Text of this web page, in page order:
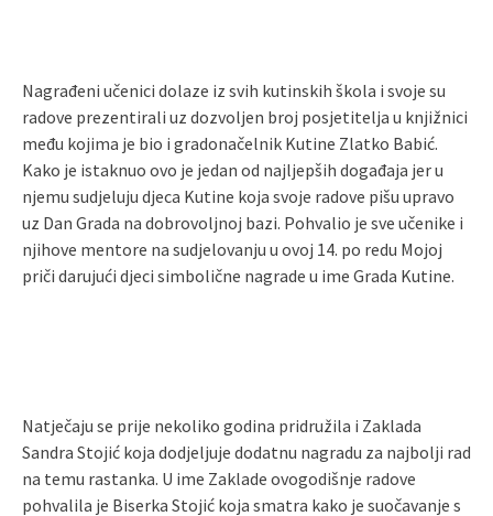
Nagrađeni učenici dolaze iz svih kutinskih škola i svoje su
radove prezentirali uz dozvoljen broj posjetitelja u knjižnici
među kojima je bio i gradonačelnik Kutine Zlatko Babić.
Kako je istaknuo ovo je jedan od najljepših događaja jer u
njemu sudjeluju djeca Kutine koja svoje radove pišu upravo
uz Dan Grada na dobrovoljnoj bazi. Pohvalio je sve učenike i
njihove mentore na sudjelovanju u ovoj 14. po redu Mojoj
priči darujući djeci simbolične nagrade u ime Grada Kutine.
Natječaju se prije nekoliko godina pridružila i Zaklada
Sandra Stojić koja dodjeljuje dodatnu nagradu za najbolji rad
na temu rastanka. U ime Zaklade ovogodišnje radove
pohvalila je Biserka Stojić koja smatra kako je suočavanje s